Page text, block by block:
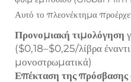
Αυτό το πλεονέκτημα
Προνομιακή τιμολόγηση
($0,18–$0,25/λίβρα
μονοστρωματικά)
Επέκταση της πρόσβασης